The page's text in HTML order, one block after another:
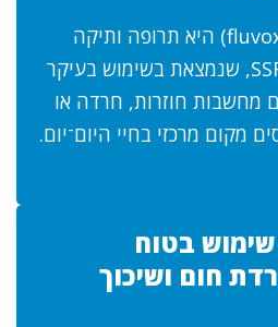
פלובוקסאמין (fluvoxamine) היא תרופה ותיקה
ומוכרת ממשפחת ה-SSRI, שנמצאת בשימוש בעיקר
מחשבות חוזרות, חרדה או
מקום מרכזי בחיי היום־יום.
שימוש בטוח
חום ושיכוך